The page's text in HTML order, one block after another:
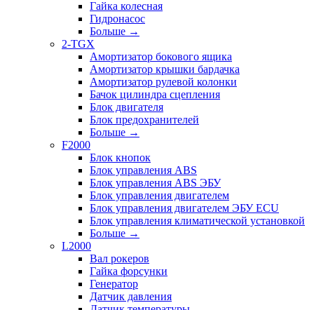
Гайка колесная
Гидронасос
Больше →
2-TGX
Амортизатор бокового ящика
Амортизатор крышки бардачка
Амортизатор рулевой колонки
Бачок цилиндра сцепления
Блок двигателя
Блок предохранителей
Больше →
F2000
Блок кнопок
Блок управления ABS
Блок управления ABS ЭБУ
Блок управления двигателем
Блок управления двигателем ЭБУ ECU
Блок управления климатической установкой
Больше →
L2000
Вал рокеров
Гайка форсунки
Генератор
Датчик давления